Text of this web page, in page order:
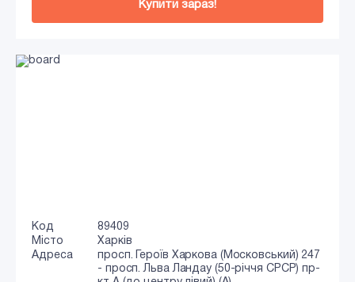
Купити зараз!
Код
89409
Місто
Харків
Адреса
просп. Героїв Харкова (Московський) 247
- просп. Льва Ландау (50-річчя СРСР) пр-